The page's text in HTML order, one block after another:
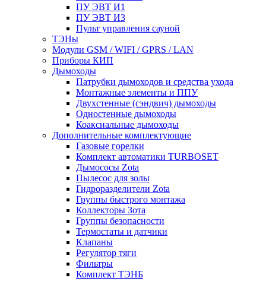
ПУ ЭВТ И1
ПУ ЭВТ И3
Пульт управления сауной
ТЭНы
Модули GSM / WIFI / GPRS / LAN
Приборы КИП
Дымоходы
Патрубки дымоходов и средства ухода
Монтажные элементы и ППУ
Двухстенные (сэндвич) дымоходы
Одностенные дымоходы
Коаксиальные дымоходы
Дополнительные комплектующие
Газовые горелки
Комплект автоматики TURBOSET
Дымососы Zota
Пылесос для золы
Гидроразделители Zota
Группы быстрого монтажа
Коллекторы Зота
Группы безопасности
Термостаты и датчики
Клапаны
Регулятор тяги
Фильтры
Комплект ТЭНБ